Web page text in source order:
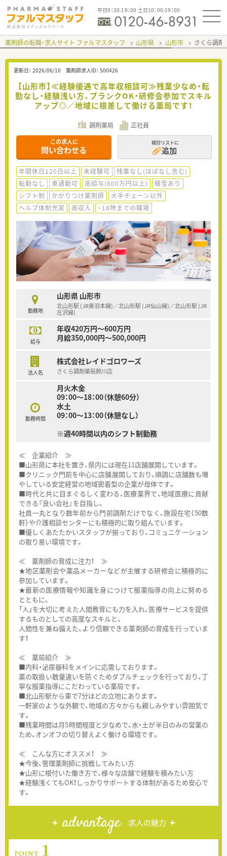
平日9：30-19：00 土日10：00-19：00
薬剤師の転職・求人サイト ファルマスタッフ 山形県 山形市 さくら調
更新日： 2026/06/10 薬剤師求人ID： 500426
【山形市】≪経験優遇で高年収相談可≫残業少なめ・転
勤なし・経験浅い方、ブランクOK・研修会参加でスキル
アップ◎／地域に根差して働ける薬局です！
調剤薬局 正社員
この求人に
問い合わせる
検討リストに
追加
年間休日120日以上 未経験可
残業なし(ほぼなし含む)
転勤なし
車通勤可 高給与(600万円以上)
積雪あり
シフト制
かかりつけ薬剤師
大手チェーン以外
ヘルプ体制充実
高収入 ~18時までの職場
勤務地
山形県 山形市
北山形駅 (JR奥羽本線)／北山形駅 (JR仙山線)／北山形駅 (JR
左沢線)
給与
年収420万円～600万円
月給350,000円～500,000円
法人名
株式会社レイドゴロワーズ
さくら調剤薬局鈴川店
勤務時間
月火木金
09：00～18：00（休憩60分）
水土
09：00～13：00（休憩なし）
※週40時間以内のシフト制勤務
≪ 企業紹介 ≫
■山形県に本社を置き、県内には現在11店舗展開しています。
■クリニック門前を中心に店舗展開しており、順調に店舗数も増
やしている安定経営の地域密着型の企業が母体です。
■時代と共に目まぐるしく変わる、医療業界で、地域医療に貢献
できる『良い会社』を目指し、
社員一丸となり数年前から門前調剤だけでなく、施設在宅（50数
軒）や介護相談センターにも積極的に取り組んでいます。
■優しくあたたかいスタッフが揃っており、コミュニケーション
の取り易い環境です。
≪ 薬剤師の育成に注力！ ≫
★地区薬剤会や薬品メーカーなどが主催する研修会に積極的に
参加しています。
★最新の医療情報や知識を身につけて服薬指導の向上に努める
とともに、
「人」を大切に考えた人間教育にも力を入れ、医療サービスを提供
するものとしての高度なスキルと、
人間性を兼ね備えた、より信頼できる薬剤師の育成を行っていま
す！
≪ 薬局紹介 ≫
■内科・泌尿器科をメインに応需しております。
薬の取扱い数量違いを防ぐためダブルチェックを行っており、丁
寧な服薬指導にこだわっている薬局です。
■北山形駅から車で7分ほどの立地にあります。
一軒家のような外観で、地域の方々からも親しみやすい雰囲気で
す。
■残業時間は月5時間程度と少なめで、水・土が半日のみの営業の
ため、オンオフの切り替えよく働ける環境です。
≪ こんな方にオススメ！ ≫
★今後、管理薬剤師に挑戦してみたい方
★山形に根付いた働き方で、様々な店舗で経験を積みたい方
★経験浅くてもOK！しっかりサポートする体制があるため安心で
す。
advantage 求人の魅力